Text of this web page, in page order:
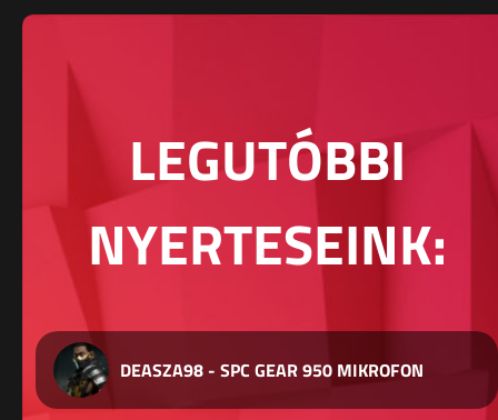
LEGUTÓBBI
NYERTESEINK:
DEASZA98 - SPC GEAR 950 MIKROFON